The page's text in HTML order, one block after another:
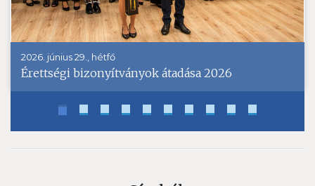
2026. június 29., hétfő
Érettségi bizonyítványok átadása 2026